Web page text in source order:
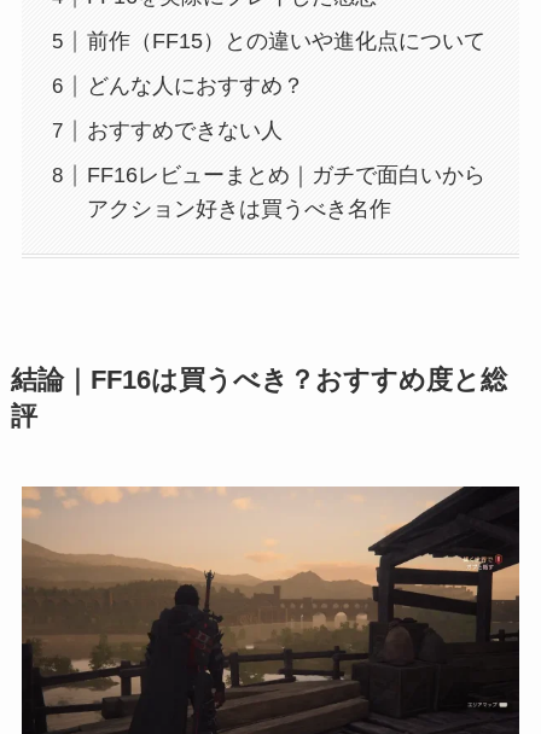
前作（FF15）との違いや進化点について
どんな人におすすめ？
おすすめできない人
FF16レビューまとめ｜ガチで面白いから
アクション好きは買うべき名作
結論｜FF16は買うべき？おすすめ度と総
評